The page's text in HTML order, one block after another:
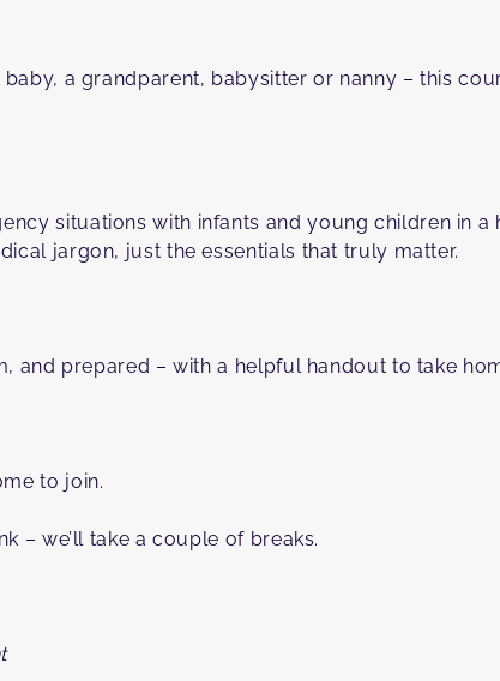
a grandparent, babysitter or nanny – this
situations with infants and young children in a
jargon, just the essentials that truly matter.⁠
and prepared – with a helpful handout to take
to join.
– we’ll take a couple of breaks.⁠